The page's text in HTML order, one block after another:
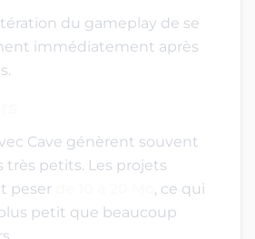
du gameplay de se
immédiatement après
Cave génèrent souvent
très petits. Les projets
peser
, ce qui
petit que beaucoup